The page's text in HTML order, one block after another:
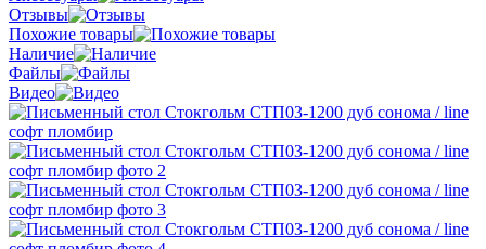
Отзывы
Похожие товары
Наличие
Файлы
Видео